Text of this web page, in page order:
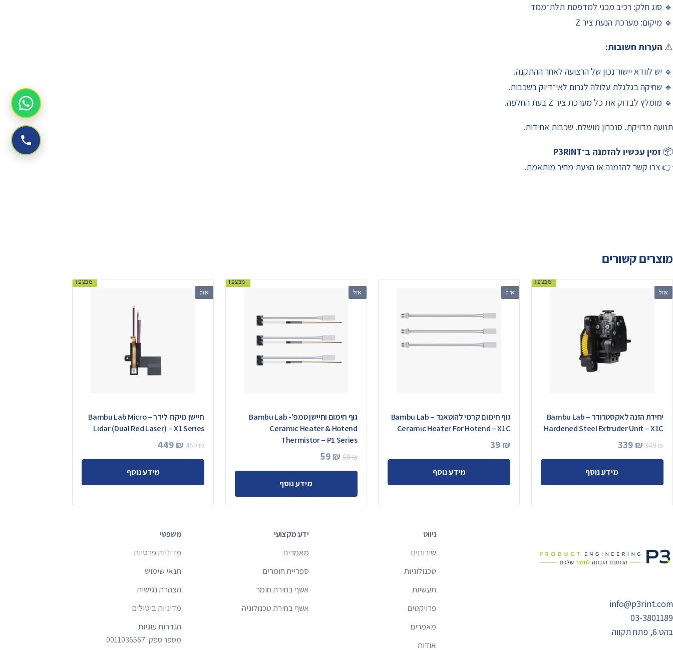
🔹 סוג חלק: רכיב מכני למדפסת תלת־ממד
🔹 מיקום: מערכת הנעת ציר Z
⚠️ הערות חשובות:
🔹 יש לוודא יישור נכון של הרצועה לאחר ההתקנה.
🔹 שחיקה בגלגלת עלולה לגרום לאי־דיוק בשכבות.
🔹 מומלץ לבדוק את כל מערכת ציר Z בעת החלפה.
תנועה מדויקת. סנכרון מושלם. שכבות אחידות.
📦 זמין עכשיו להזמנה ב־P3RINT
👉 צרו קשר להזמנה או הצעת מחיר מותאמת.
מוצרים קשורים
אזל
מבצע!
יחידת הזנה לאקסטרודר – Bambu Lab
Hardened Steel Extruder Unit – X1C
349₪
המחיר
המקורי
349 ₪.
339 ₪
המחיר
הנוכחי
הוא:
339 ₪.
מידע נוסף
אזל
גוף חימום קרמי להוטאנד – Bambu Lab
Ceramic Heater For Hotend – X1C
39 ₪
מידע נוסף
אזל
מבצע!
גוף חימום וחיישן טמפ'- Bambu Lab
Ceramic Heater & Hotend
Thermistor – P1 Series
69₪
המחיר
המקורי
69 ₪.
59 ₪
הנוכחי
הוא:
59 ₪.
מידע נוסף
אזל
מבצע!
חיישן מיקרו לידר – Bambu Lab Micro
Lidar (Dual Red Laser) – X1 Series
459₪
המחיר
המקורי
459 ₪.
449 ₪
המחיר
הנוכחי
הוא:
449 ₪.
מידע נוסף
info@p3rint.com
03-3801189
בהט 6, פתח תקווה
ניווט
שירותים
טכנולוגיות
תעשיות
פרויקטים
מאמרים
אודות
ידע מקצועי
מאמרים
ספריית חומרים
אשף בחירת חומר
אשף בחירת טכנולוגיה
משפטי
מדיניות פרטיות
תנאי שימוש
הצהרת נגישות
מדיניות ביטולים
הגדרות עוגיות
מספר ספק: 0011036567